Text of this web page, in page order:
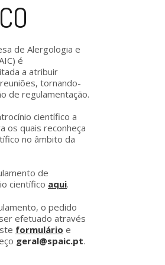
de Alergologia e
é
a atribuir
tornando-
de regulamentação.
científico a
os quais reconheça
no âmbito da
de
científico aqui.
o pedido
efetuado através
formulário e
geral@spaic.pt.